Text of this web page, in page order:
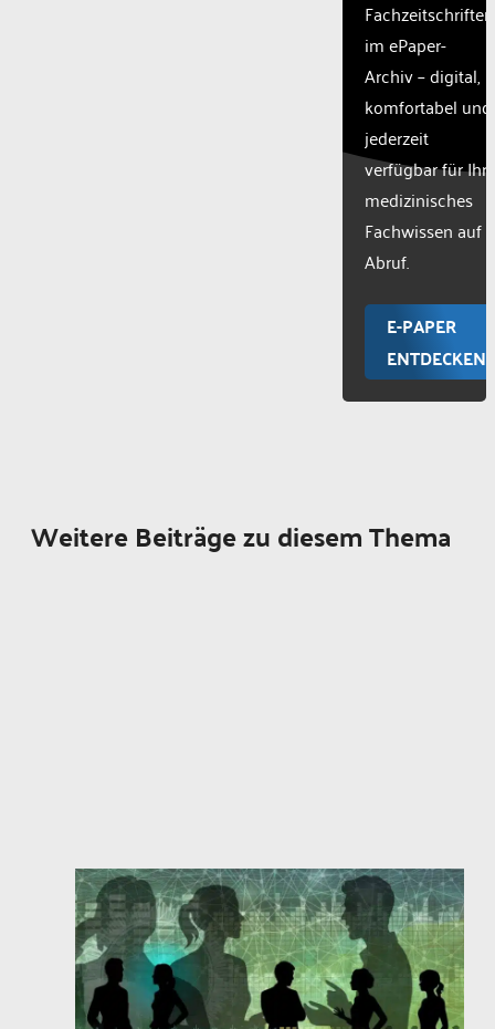
Fachzeitschriften
im ePaper-
Archiv – digital,
komfortabel und
jederzeit
verfügbar für Ihr
medizinisches
Fachwissen auf
Abruf.
E-PAPER
ENTDECKEN
Weitere Beiträge zu diesem Thema